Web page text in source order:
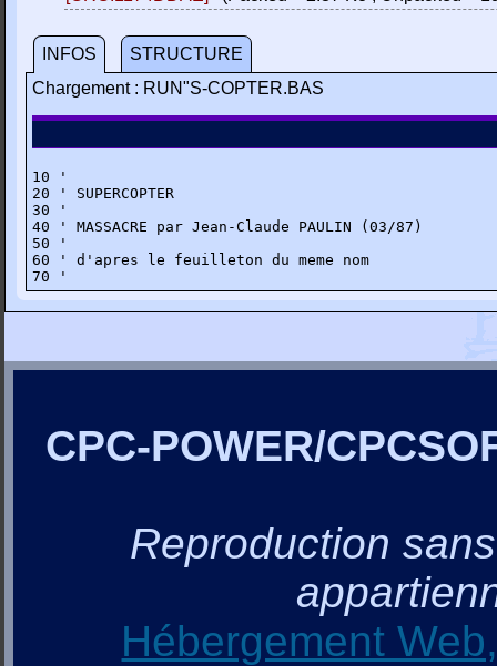
INFOS
STRUCTURE
Chargement : RUN"S-COPTER.BAS
10 '
20 ' SUPERCOPTER
30 '
40 ' MASSACRE par Jean-Claude PAULIN (03/87)
50 '
60 ' d'apres le feuilleton du meme nom
70 '
CPC-POWER/
Reproduction
Hébergement